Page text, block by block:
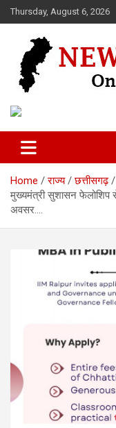
Skip
to
Thursday, August 6, 2026
News 36
Home राज्य
छत्तीसगढ़
मुख्यमंत्री सुशासन फेलोशिप
अवसर….